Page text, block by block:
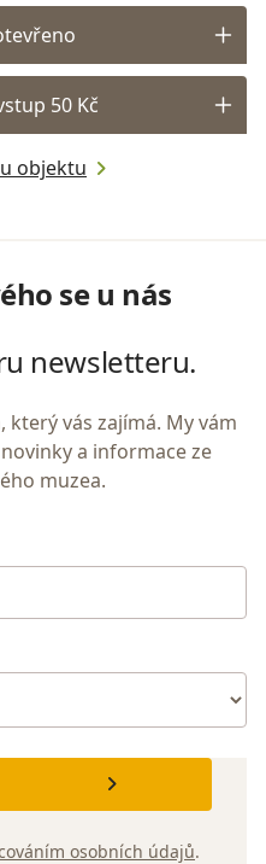
50 Kč
objektu
se u nás
newsletteru.
vás zajímá. My vám
a informace ze
muzea.
osobních údajů.